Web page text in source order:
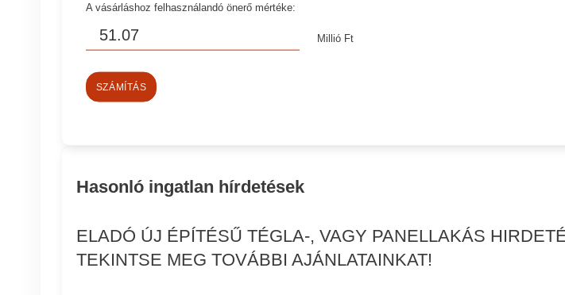
A vásárláshoz felhasználandó önerő mértéke:
Millió Ft
SZÁMÍTÁS
Hasonló ingatlan hírdetések
ELADÓ ÚJ ÉPÍTÉSŰ TÉGLA-, VAGY PANELLAKÁS
TEKINTSE MEG TOVÁBBI AJÁNLATAINKAT!